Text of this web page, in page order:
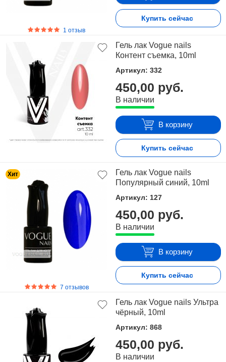
1 отзыв
Купить сейчас
Гель лак Vogue nails
Контент съемка, 10ml
Артикул: 332
450,00 руб.
В наличии
В корзину
Купить сейчас
Хит
7 отзывов
Гель лак Vogue nails
Популярный синий, 10ml
Артикул: 127
450,00 руб.
В наличии
В корзину
Купить сейчас
Гель лак Vogue nails Ультра
чёрный, 10ml
Артикул: 868
450,00 руб.
В наличии